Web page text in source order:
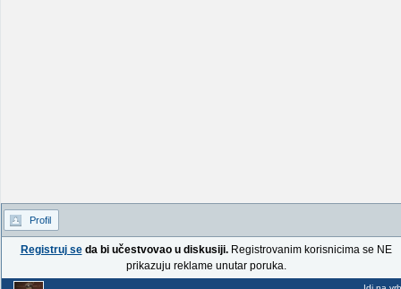
Profil
Registruj seda bi učestvovao u diskusiji.Registrovanim korisnicima se NE
prikazuju reklame unutar poruka.